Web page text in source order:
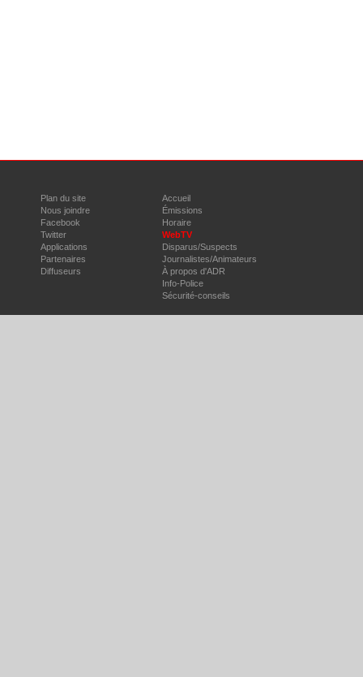
Plan du site
Nous joindre
Facebook
Twitter
Applications
Partenaires
Diffuseurs
Accueil
Émissions
Horaire
WebTV
Disparus/Suspects
Journalistes/Animateurs
À propos d'ADR
Info-Police
Sécurité-conseils